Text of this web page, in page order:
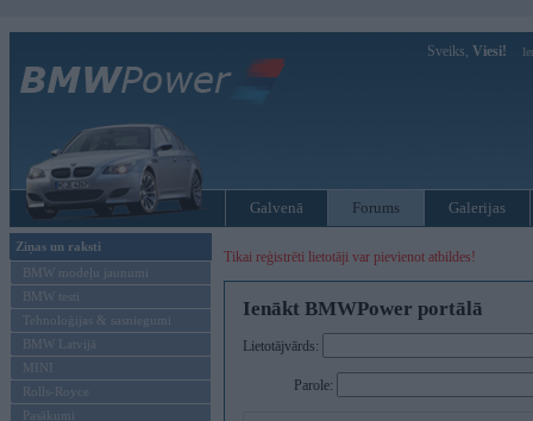
Sveiks, Viesi!
Galvenā Forums Galerijas
Ziņas un raksti
BMW modeļu jaunumi
BMW testi
Tehnoloģijas & sasniegumi
BMW Latvijā
MINI
Rolls-Royce
Pasākumi
Tikai reģistrēti lietotāji var pievienot atbildes!
Ienākt BMWPower portālā
Lietotājvārds:
Parole: